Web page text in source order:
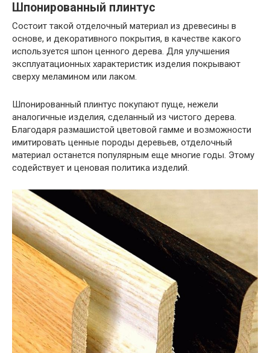
Шпонированный плинтус
Состоит такой отделочный материал из древесины в
основе, и декоративного покрытия, в качестве какого
используется шпон ценного дерева. Для улучшения
эксплуатационных характеристик изделия покрывают
сверху меламином или лаком.
Шпонированный плинтус покупают пуще, нежели
аналогичные изделия, сделанный из чистого дерева.
Благодаря размашистой цветовой гамме и возможности
имитировать ценные породы деревьев, отделочный
материал останется популярным еще многие годы. Этому
содействует и ценовая политика изделий.